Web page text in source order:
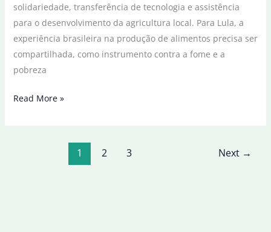
solidariedade, transferência de tecnologia e assistência
para o desenvolvimento da agricultura local. Para Lula, a
experiência brasileira na produção de alimentos precisa ser
compartilhada, como instrumento contra a fome e a
pobreza
Lula:
Read More »
1 2 3 Next →